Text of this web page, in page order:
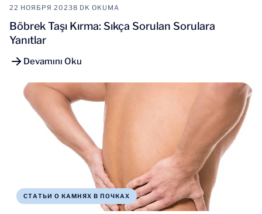
22 НОЯБРЯ 20238 DK OKUMA
Böbrek Taşı Kırma: Sıkça Sorulan Sorulara
Yanıtlar
Devamını Oku
СТАТЬИ О КАМНЯХ В ПОЧКАХ